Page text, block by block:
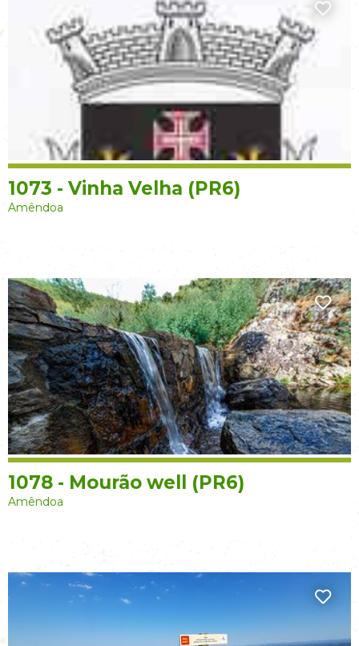
1073 - Vinha Velha (PR6)
Amêndoa
1078 - Mourão well (PR6)
Amêndoa